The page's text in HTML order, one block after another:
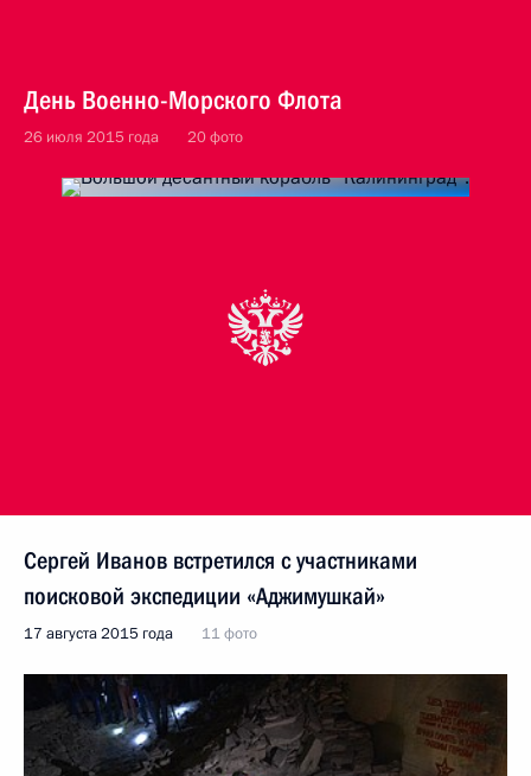
День Военно-Морского Флота
26 июля 2015 года 20 фото
Сергей Иванов встретился с участниками
поисковой экспедиции «Аджимушкай»
17 августа 2015 года 11 фото